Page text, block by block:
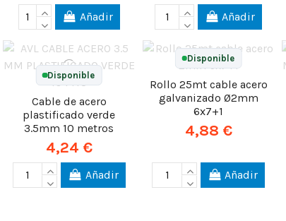
Añadir Añadir
Disponible
Cable de acero
plastificado verde
3.5mm 10 metros
4,24 €
Añadir
Disponible
Rollo 25mt cable acero
galvanizado Ø2mm
6x7+1
4,88 €
Añadir